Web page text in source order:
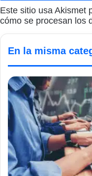
Este sitio usa Akismet
cómo se procesan los
En la misma